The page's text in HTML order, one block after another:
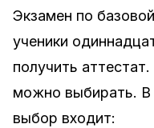
Экзамен по
ученики
получить
можно выбирать. В
выбор входит: